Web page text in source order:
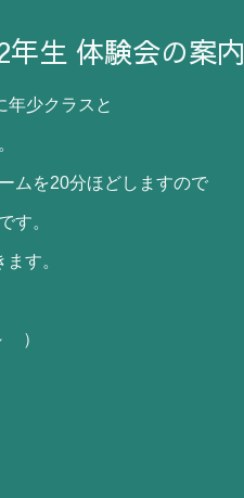
生 体験会の案内
年少クラスと
ムを20分ほどしますので
す。
す。
）